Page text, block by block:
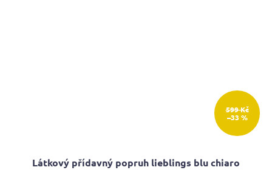
599 Kč
–33 %
Látkový přídavný popruh lieblings blu chiaro